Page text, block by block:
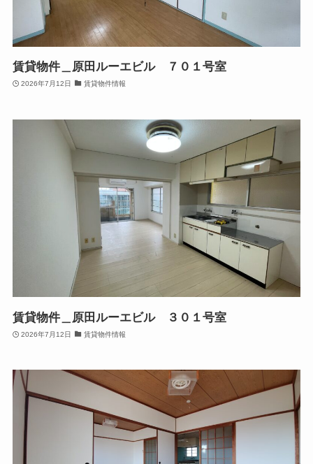
賃貸物件＿原田ルーエビル ７０１号室
2026年7月12日 賃貸物件情報
賃貸物件＿原田ルーエビル ３０１号室
2026年7月12日 賃貸物件情報